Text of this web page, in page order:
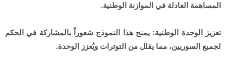
المساهمة العادلة في الموازنة الوطنية.
تعزيز الوحدة الوطنية: يمنح هذا النموذج شعوراً بالمشاركة في الحكم
لجميع السوريين، مما يقلل من التوترات ويُعزز الوحدة.